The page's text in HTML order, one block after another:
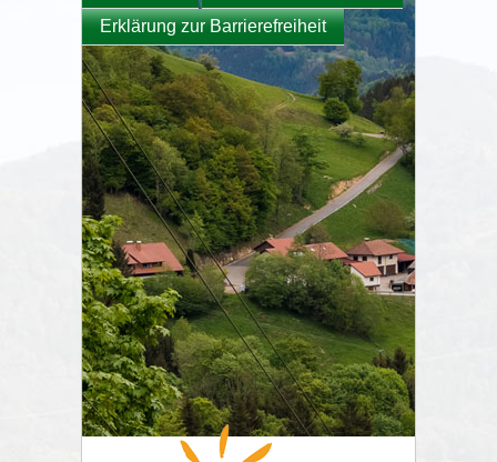
Erklärung zur Barrierefreiheit